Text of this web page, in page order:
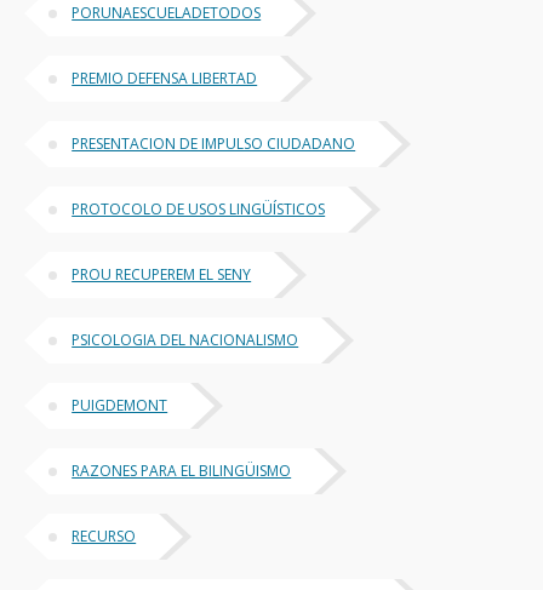
PORUNAESCUELADETODOS
PREMIO DEFENSA LIBERTAD
PRESENTACION DE IMPULSO CIUDADANO
PROTOCOLO DE USOS LINGÜÍSTICOS
PROU RECUPEREM EL SENY
PSICOLOGIA DEL NACIONALISMO
PUIGDEMONT
RAZONES PARA EL BILINGÜISMO
RECURSO